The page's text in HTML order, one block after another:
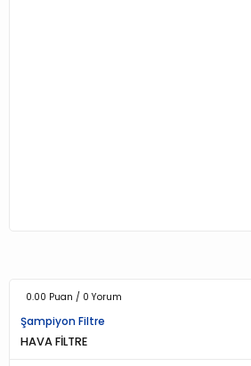
0.00 Puan / 0 Yorum
Şampiyon Filtre
HAVA FİLTRE